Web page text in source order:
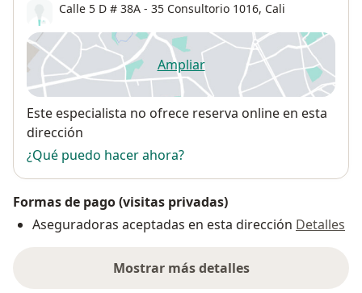
Calle 5 D # 38A - 35 Consultorio 1016, Cali
Ampliarse abre en una nueva
Disponibilidad
Este especialista no ofrece reserva online en esta
dirección
¿Qué puedo hacer ahora?
Formas de pago (visitas privadas)
Aseguradoras aceptadas en esta dirección Detalles
Mostrar más detalles
sobre la dirección